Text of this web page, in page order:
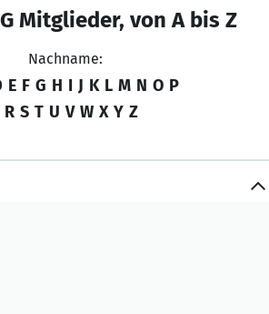
Mitglieder, von A bis Z
Nachname:
E F G H I J K L M N O P
R S T U V W X Y Z